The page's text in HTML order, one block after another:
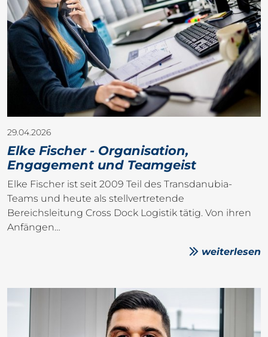
29.04.2026
Elke Fischer - Organisation,
Engagement und Teamgeist
Elke Fischer ist seit 2009 Teil des Transdanubia-
Teams und heute als stellvertretende
Bereichsleitung Cross Dock Logistik tätig. Von ihren
Anfängen…
weiterlesen